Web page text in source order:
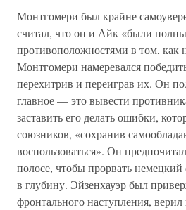
Монтгомери был крайне
считал, что он и Айк «были
противоположностями в том, как
Монтгомери намеревался
перехитрив и переиграв их. Он
главное — это вывести
заставить его делать ошибки,
союзников, «сохранив
воспользоваться». Он
полосе, чтобы прорвать немецкий
в глубину. Эйзенхауэр был
фронтального наступления,